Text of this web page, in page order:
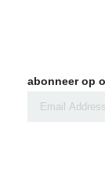
abonneer op